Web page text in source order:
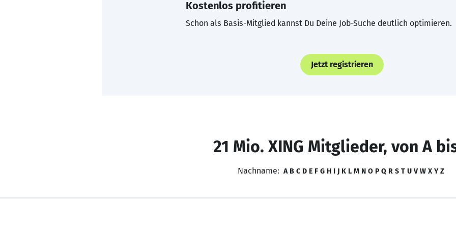
Kostenlos profitieren
Schon als Basis-Mitglied kannst Du Deine Job-Suche deutlich optimieren.
Jetzt registrieren
21 Mio. XING Mitglieder, von A
Nachname: A B C D E F G H I J K L M N O P Q R S T U V W X Y Z